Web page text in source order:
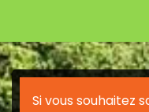
Si vous souhaitez